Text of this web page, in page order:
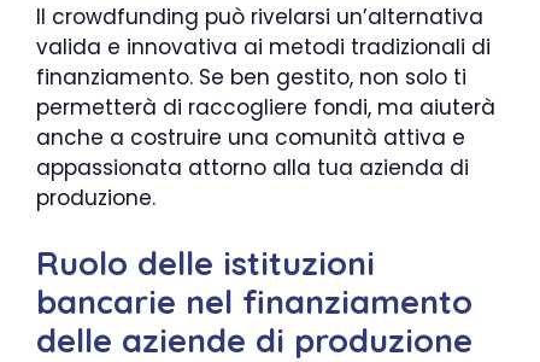
Il crowdfunding può rivelarsi un’alternativa
valida e innovativa ai metodi tradizionali di
finanziamento. Se ben gestito, non solo ti
permetterà di raccogliere fondi, ma aiuterà
anche a costruire una comunità attiva e
appassionata attorno alla tua azienda di
produzione.
Ruolo delle istituzioni
bancarie nel finanziamento
delle aziende di produzione